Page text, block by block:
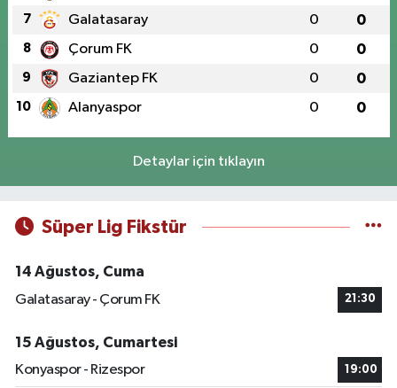
7 Galatasaray 0 0
8 Çorum FK 0 0
9 Gaziantep FK 0 0
10 Alanyaspor 0 0
Detaylar için tıklayın
Süper Lig Fikstür
14 Ağustos, Cuma
Galatasaray - Çorum FK
21:30
15 Ağustos, Cumartesi
Konyaspor - Rizespor
19:00